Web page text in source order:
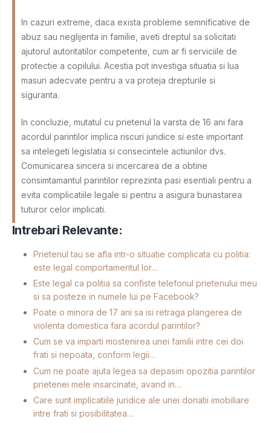
In cazuri extreme, daca exista probleme semnificative de
abuz sau neglijenta in familie, aveti dreptul sa solicitati
ajutorul autoritatilor competente, cum ar fi serviciile de
protectie a copilului. Acestia pot investiga situatia si lua
masuri adecvate pentru a va proteja drepturile si
siguranta.
In concluzie, mutatul cu prietenul la varsta de 16 ani fara
acordul parintilor implica riscuri juridice si este important
sa intelegeti legislatia si consecintele actiunilor dvs.
Comunicarea sincera si incercarea de a obtine
consimtamantul parintilor reprezinta pasi esentiali pentru a
evita complicatiile legale si pentru a asigura bunastarea
tuturor celor implicati.
Intrebari Relevante:
Prietenul tau se afla intr-o situatie complicata cu politia:
este legal comportamentul lor…
Este legal ca politia sa confiste telefonul prietenului meu
si sa posteze in numele lui pe Facebook?
Poate o minora de 17 ani sa isi retraga plangerea de
violenta domestica fara acordul parintilor?
Cum se va imparti mostenirea unei familii intre cei doi
frati si nepoata, conform legii…
Cum ne poate ajuta legea sa depasim opozitia parintilor
prietenei mele insarcinate, avand in…
Care sunt implicatiile juridice ale unei donatii imobiliare
intre frati si posibilitatea…